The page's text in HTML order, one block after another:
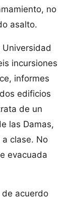
no
asalto.
incursiones
informes
edificios
de un
las Damas,
clase. No
evacuada
acuerdo